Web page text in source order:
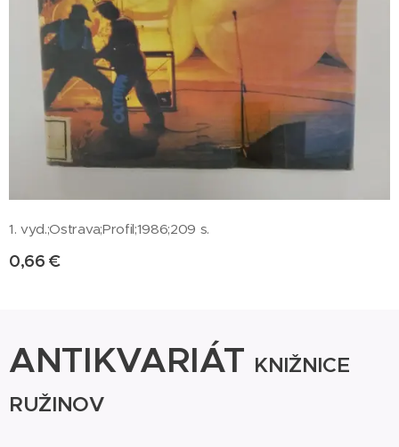
1. vyd.;Ostrava;Profil;1986;209 s.
0,66 €
ANTIKVARIÁT KNIŽNICE
RUŽINOV